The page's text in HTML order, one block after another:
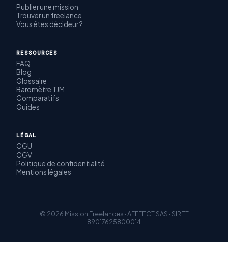
Publier une mission
Trouver un freelance
Vous êtes décideur ?
RESSOURCES
FAQ
Blog
Glossaire
Baromètre TJM
Comparatifs
Guides
LÉGAL
CGU
CGV
Politique de confidentialité
Mentions légales
© 2026 Mission Freelances · AFFFECT SAS · SIRET
89017625800014